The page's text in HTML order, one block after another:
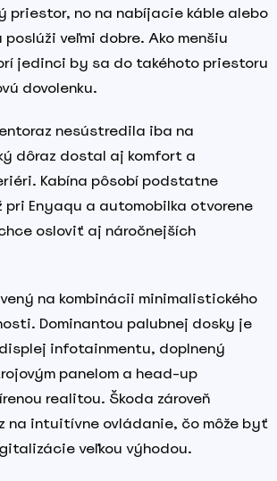
priestor, no na nabíjacie káble alebo
veľmi dobre. Ako menšiu
jedinci by sa do takéhoto priestoru
dovolenku.
nesústredila iba na
dôraz dostal aj komfort a
Kabína pôsobí podstatne
pri Enyaqu a automobilka otvorene
osloviť aj náročnejších
na kombinácii minimalistického
Dominantou palubnej dosky je
infotainmentu, doplnený
panelom a head-up
realitou. Škoda zároveň
na intuitívne ovládanie, čo môže byť
veľkou výhodou.